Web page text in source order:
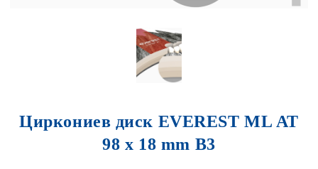
Циркониев диск EVEREST ML AT
98 x 18 mm B3